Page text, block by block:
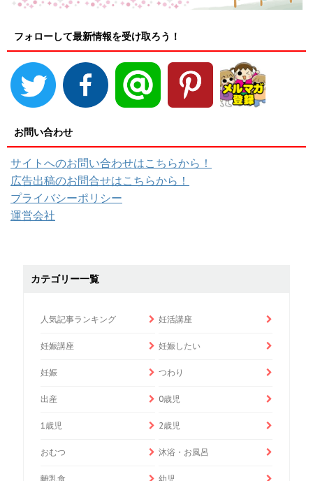
フォローして最新情報を受け取ろう！
お問い合わせ
サイトへのお問い合わせはこちらから！
広告出稿のお問合せはこちらから！
プライバシーポリシー
運営会社
カテゴリー一覧
人気記事ランキング 妊活講座
妊娠講座 妊娠したい
妊娠 つわり
出産 0歳児
1歳児 2歳児
おむつ 沐浴・お風呂
離乳食 幼児